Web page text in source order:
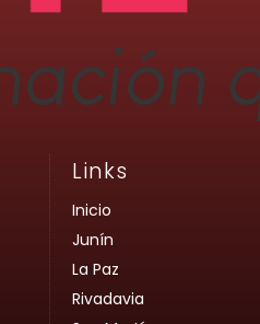
Links
Inicio
Junín
La Paz
Rivadavia